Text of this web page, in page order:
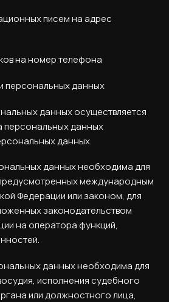
писем на адрес
на номер телефона
персональных данных
данных осуществляется
персональных данных
данных.
данных необходима для
международным
Федерации или законом, для
законодательством
на оператора функций,
данных необходима для
исполнения судебного
или должностного лица,